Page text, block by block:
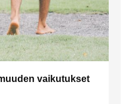
vaikutukset